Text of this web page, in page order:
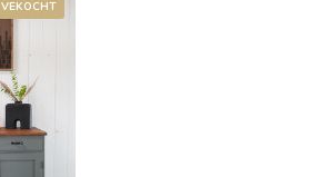
VEKOCHT